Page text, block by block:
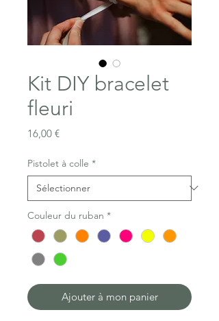
Kit DIY bracelet
fleuri
16,00 €Prix
Pistolet à colle *
Couleur du ruban *
Ajouter à mon panier